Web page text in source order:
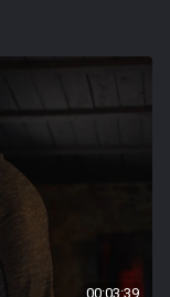
00:03:39